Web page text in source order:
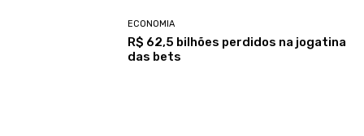
ECONOMIA
R$ 62,5 bilhões perdidos na jogatina
das bets